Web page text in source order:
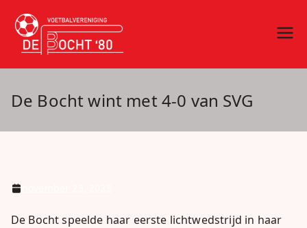
naar
inhoud
vv De Bocht
'80
De Bocht wint met 4-0 van SVG
De Bocht speelde haar eerste lichtwedstrijd in haar